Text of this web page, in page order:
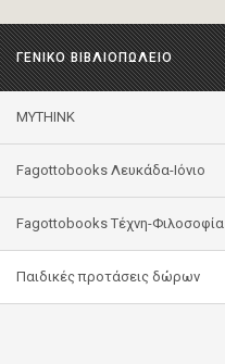
ΓΕΝΙΚΟ ΒΙΒΛΙΟΠΩΛΕΙΟ
MYTHINK
Fagottobooks Λευκάδα-Ιόνιο
Fagottobooks Τέχνη-Φιλοσοφία
Παιδικές προτάσεις δώρων